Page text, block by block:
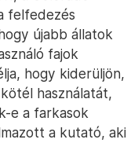
felfedezés
újabb állatok
fajok
hogy kiderüljön,
használatát,
e a farkasok
a kutató, aki